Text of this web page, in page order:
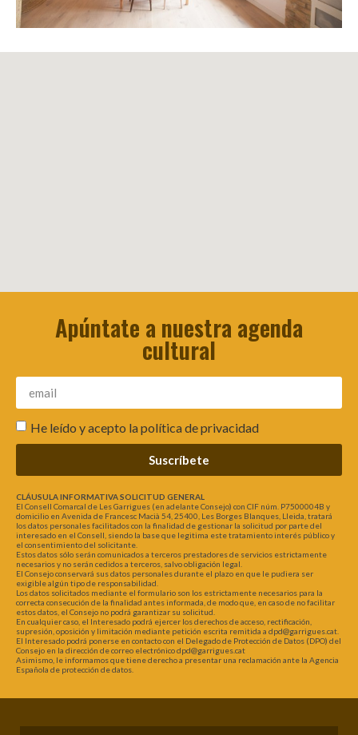
Apúntate a nuestra agenda
cultural
He leído y acepto lapolítica de privacidad
Suscríbete
CLÁUSULA INFORMATIVA SOLICITUD GENERAL
El Consell Comarcal de Les Garrigues (en adelante Consejo) con CIF núm. P7500004B y
domicilio en Avenida de Francesc Macià 54, 25400, Les Borges Blanques, Lleida, tratará
los datos personales facilitados con la finalidad de gestionar la solicitud por parte del
interesado en el Consell, siendo la base que legitima este tratamiento interés público y
el consentimiento del solicitante.
Estos datos sólo serán comunicados a terceros prestadores de servicios estrictamente
necesarios y no serán cedidos a terceros, salvo obligación legal.
El Consejo conservará sus datos personales durante el plazo en que le pudiera ser
exigible algún tipo de responsabilidad.
Los datos solicitados mediante el formulario son los estrictamente necesarios para la
correcta consecución de la finalidad antes informada, de modo que, en caso de no facilitar
estos datos, el Consejo no podrá garantizar su solicitud.
En cualquier caso, el Interesado podrá ejercer los derechos de acceso, rectificación,
supresión, oposición y limitación mediante petición escrita remitida a dpd@garrigues.cat.
El Interesado podrá ponerse en contacto con el Delegado de Protección de Datos (DPO) del
Consejo en la dirección de correo electrónico dpd@garrigues.cat
Asimismo, le informamos que tiene derecho a presentar una reclamación ante la Agencia
Española de protección de datos.